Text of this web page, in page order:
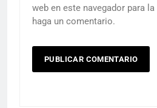
web en este navegador para
haga un comentario.